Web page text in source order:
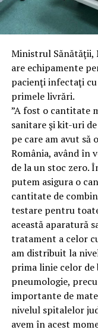
Ministrul Sănătăţii,
are echipamente
pacienţi infectaţi
primele livrări.
”A fost o cantitate
sanitare şi kit-uri
pe care am avut să
România, având în
de la un stoc zero.
putem asigura o
cantitate de
testare pentru
această aparatură
tratament a celor
am distribuit la
prima linie celor de
pneumologie,
importante de
nivelul spitalelor
avem în acest